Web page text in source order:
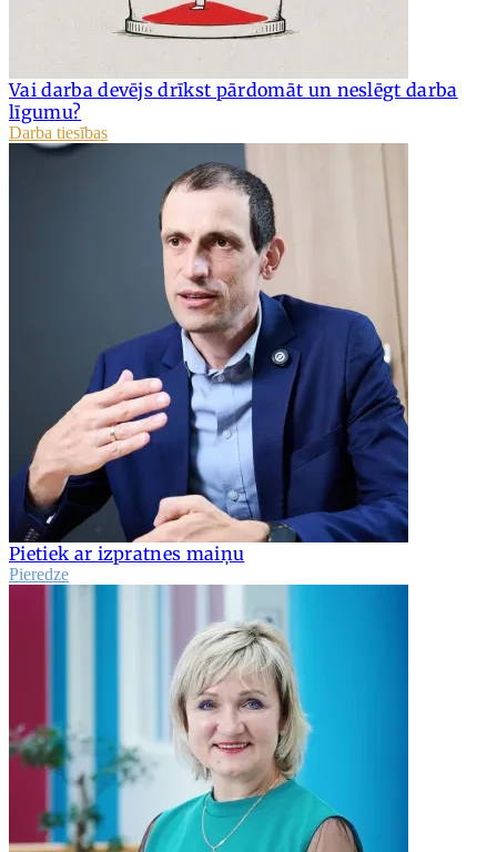
Vai darba devējs drīkst pārdomāt un neslēgt darba
līgumu?
Darba tiesības
Pietiek ar izpratnes maiņu
Pieredze